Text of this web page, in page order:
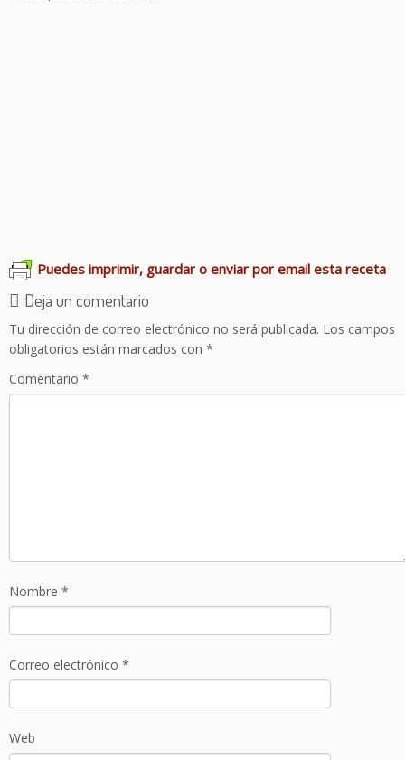
Puedes imprimir, guardar o enviar por email esta receta
Deja un comentario
Tu dirección de correo electrónico no será publicada. Los campos
obligatorios están marcados con *
Comentario *
Nombre *
Correo electrónico *
Web